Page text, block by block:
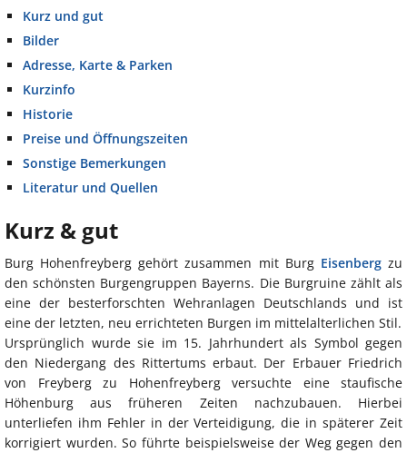
Kurz und gut
Bilder
Adresse, Karte & Parken
Kurzinfo
Historie
Preise und Öffnungszeiten
Sonstige Bemerkungen
Literatur und Quellen
Kurz & gut
Burg Hohenfreyberg gehört zusammen mit Burg Eisenbergzu
den schönsten Burgengruppen Bayerns. Die Burgruine zählt als
eine der besterforschten Wehranlagen Deutschlands und ist
eine der letzten, neu errichteten Burgen im mittelalterlichen Stil.
Ursprünglich wurde sie im 15. Jahrhundert als Symbol gegen
den Niedergang des Rittertums erbaut. Der Erbauer Friedrich
von Freyberg zu Hohenfreyberg versuchte eine staufische
Höhenburg aus früheren Zeiten nachzubauen. Hierbei
unterliefen ihm Fehler in der Verteidigung, die in späterer Zeit
korrigiert wurden. So führte beispielsweise der Weg gegen den